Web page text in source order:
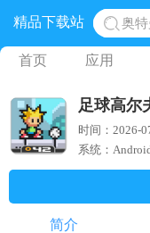
精品下载站
奥
地
网
黎
蛋
首页 应用
足球高尔
时间：2026-
系统：
简介